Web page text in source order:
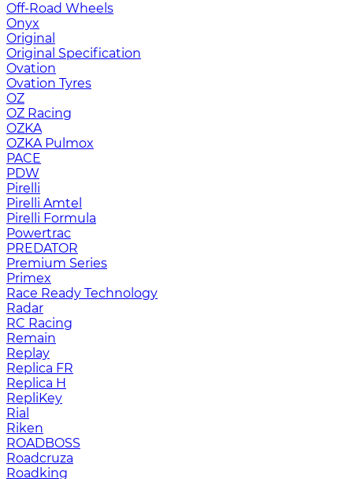
Off-Road Wheels
Onyx
Original
Original Specification
Ovation
Ovation Tyres
OZ
OZ Racing
OZKA
OZKA Pulmox
PACE
PDW
Pirelli
Pirelli Amtel
Pirelli Formula
Powertrac
PREDATOR
Premium Series
Primex
Race Ready Technology
Radar
RC Racing
Remain
Replay
Replica FR
Replica H
RepliKey
Rial
Riken
ROADBOSS
Roadcruza
Roadking